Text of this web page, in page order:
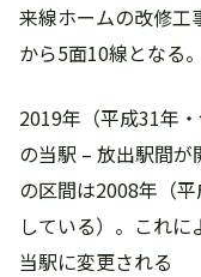
来線ホームの改修工
から5面10線となる。
2019年（平成31年
の当駅 – 放出駅間
の区間は2008年（
している）。これ
当駅に変更される